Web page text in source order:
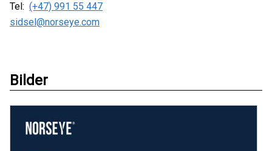
Tel: (+47) 991 55 447
sidsel@norseye.com
Bilder